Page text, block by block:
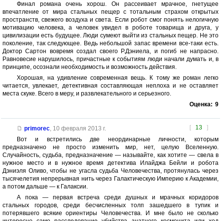
Финал романа очень хорош. Он рассеивает мрачное, гнетущее
впечатление от мира стальных пещер с тотальным страхом открытых
пространств, свежего воздуха и света. Если робот смог понять нелогичную
мотивацию человека, а человек увидел в роботе товарища и друга, у
цивилизации есть будущее. Люди сумеют выйти из стальных пещер. Не это
поколение, так следующее. Ведь небольшой запас времени все-таки есть.
Доктор Сартон вовремя создал своего Р.Дэниела, и погиб не напрасно.
Равновесие нарушилось, причастные к событиям люди начали думать и, в
принципе, осознали необходимость и возможность действия.
Хорошая, на удивление современная вещь. К тому же роман легко
читается, увлекает, детективная составляющая неплоха и не оставляет
места скуке. Всего в меру, и развлекательного и серьезного.
Оценка: 9
[ 13 ]
primorec, 10 февраля 2013 г.
Вот и встретились две неординарные личности, которым
предназначено не просто изменить мир, нет, целую Вселенную.
Случайность, судьба, предназначение — называйте, как хотите — свела в
нужное место и в нужное время детектива Илайджа Бейли и робота
Дэниэля Оливо, чтобы не угасла судьба Человечества, протянулась через
тысячелетия непрерывная нить через Галактическую Империю к Академии,
а потом дальше — к Галаксии.
А пока — первая встреча среди душных и мрачных коридоров
стальных городов, среди бесчисленных толп зашедшего в тупик и
потерявшего всякие ориентиры Человечества. И мне было не сколько